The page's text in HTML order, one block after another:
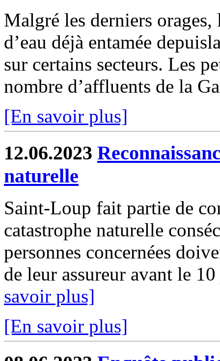
Malgré les derniers
d’eau déjà entamée
sur certains secteurs. Les
nombre d’affluents de la
[En savoir plus]
12.06.2023
naturelle
Saint-Loup fait partie de
catastrophe naturelle
personnes concernées
de leur assureur avant le
savoir plus]
[En savoir plus]